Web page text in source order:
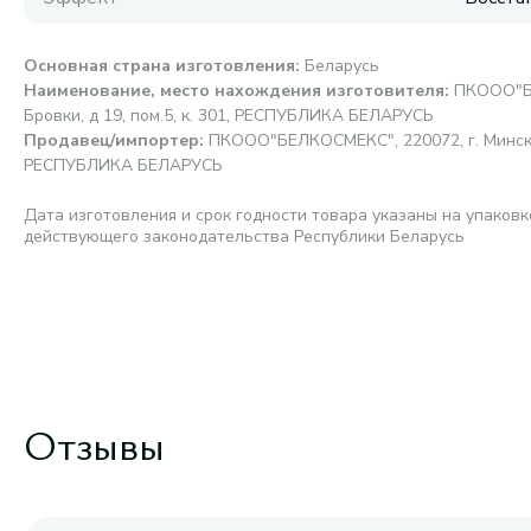
Основная страна изготовления: Беларусь
Наименование, место нахождения изготовителя:
Бровки, д 19, пом.5, к. 301, РЕСПУБЛИКА БЕЛАРУСЬ
Продавец/импортер: ПКООО"БЕЛКОСМЕКС", 220072, г. Минск,
РЕСПУБЛИКА БЕЛАРУСЬ
Дата изготовления и срок годности товара указаны на
действующего законодательства Республики Беларусь
Отзывы